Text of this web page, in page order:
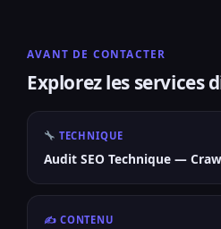
AVANT DE CONTACTER
Explorez les services
TECHNIQUE
Audit SEO Technique —
✍️ CONTENU